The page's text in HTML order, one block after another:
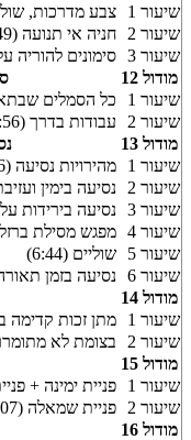
שיעור 1
צבע מדרכות, שוליים
שיעור 2
חניה אי תנועה (1:49)
שיעור 3
סימונים להוריה על
מודול 12
שיעור 1
כל הסמלים
שיעור 2
עבודות בדרך (3:56)
מודול 13
שיעור 1
מהירויות נסיעה (9:56)
שיעור 2
נסיעה בימין
שיעור 3
נסיעה בירידות
שיעור 4
מפגש מסילת ברזל
שיעור 5
שוליים (6:44)
שיעור 6
נסיעה בזמן תאורה
מודול 14
שיעור 1
מתן זכות קדימה
שיעור 2
בצומת לא מתומרר
מודול 15
שיעור 1
פניית ימינה +
שיעור 2
פניית שמאלה (21:07)
מודול 16